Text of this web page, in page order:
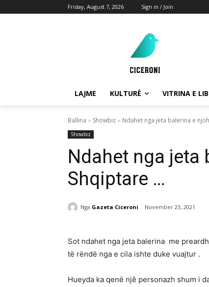
Friday, August 7, 2026 Sign in / Join
LAJME KULTURË VITRINA E
Ballina Showbiz Ndahet nga jeta balerina e
Showbiz
Ndahet nga jeta
Shqiptare …
Nga Gazeta Ciceroni November 23, 2021
Sot ndahet nga jeta balerina me
të rëndë nga e cila ishte duke vuajtur .
Hueyda ka qenë njê personazh shum i